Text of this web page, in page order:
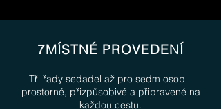
7MÍSTNÉ PROVEDENÍ
Tři řady sedadel až pro sedm osob –
prostorné, přizpůsobivé a připravené na
každou cestu.